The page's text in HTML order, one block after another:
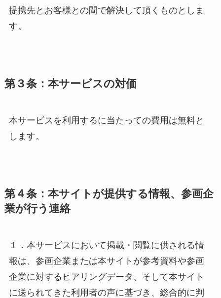
提携先とお客様との間で解決して頂くものとしま
す。
第３条：本サービスの対価
本サービスを利用するに当たっての費用は無料と
します。
第４条：本サイトが提供する情報、参画企
業が行う連絡
１．本サービスにおいて掲載・閲覧に供される情
報は、参画企業または本サイトが参考資料や参画
企業に対するヒアリングデータ、そして本サイト
に送られてきた利用者の声に基づき、総合的に判